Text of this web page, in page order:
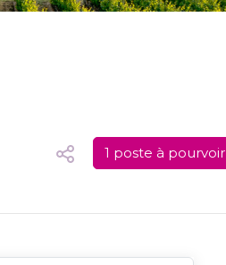
1 poste à pourvoir